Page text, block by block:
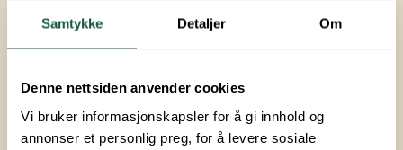
Samtykke Detaljer Om
Denne nettsiden anvender cookies
Vi bruker informasjonskapsler for å gi innhold og
annonser et personlig preg, for å levere sosiale
hyggelig atmosfære.